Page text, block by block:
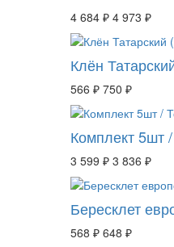
4 684 ₽ 4 973 ₽
Клён
566 ₽ 750 ₽
Комплект 5шт
3 599 ₽ 3 836 ₽
Бересклет
568 ₽ 648 ₽